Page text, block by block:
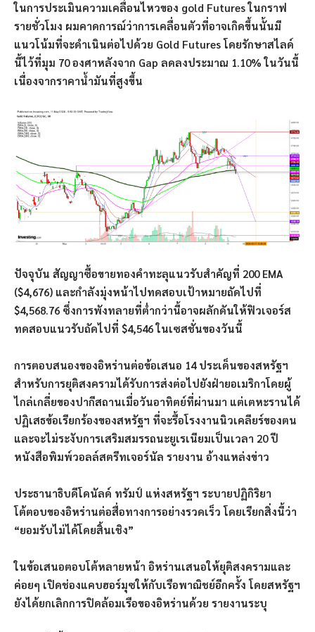
ในการประเมินความเคลื่อนไหวของ gold Futures ในกราฟ
รายชั่วโมง ผมคาดการณ์ว่าการเคลื่อนตัวที่อาจเกิดขึ้นนั้นมี
แนวโน้มที่จะดำเนินต่อไปด้วย Gold Futures โดยรักษาสไลด์
นี้ไว้ที่มุม 70 องศาหลังจาก Gap ลดลงประมาณ 1.10% ในวันนี้
เนื่องจากราคาน้ำมันที่สูงขึ้น
ปัจจุบัน สัญญาซื้อขายทองคำทะลุแนวรับสำคัญที่ 200 EMA
($4,676) และกำลังมุ่งหน้าไปทดสอบเป้าหมายถัดไปที่
$4,568.76 ซึ่งการพังทลายที่ต่ำกว่านี้อาจผลักดันให้ฟิวเจอร์ส
ทดสอบแนวรับถัดไปที่ $4,546 ในเซสชั่นของวันนี้
การตอบสนองของอิหร่านต่อข้อเสนอ 14 ประเด็นของสหรัฐฯ
สำหรับการยุติสงครามได้รับการส่งต่อไปยังฝ่ายอเมริกาโดยผู้
ไกล่เกลี่ยของปากีสถานเมื่อวันอาทิตย์ที่ผ่านมา แต่เตหะรานได้
ปฏิเสธข้อเรียกร้องของสหรัฐฯ ที่จะรื้อโรงงานนิวเคลียร์ของตน
และจะไม่ระงับการเสริมสมรรถนะยูเรเนียมเป็นเวลา 20 ปี
หนังสือพิมพ์วอลล์สตรีทเจอร์นัล รายงาน อ้างแหล่งข่าว
ประธานาธิบดีโดนัลด์ ทรัมป์ แห่งสหรัฐฯ ระบายปฏิกิริยา
โต้ตอบของอิหร่านต่อสื่อทางการอย่างรวดเร็ว โดยเรียกสิ่งนี้ว่า
“ยอมรับไม่ได้โดยสิ้นเชิง”
ในข้อเสนอตอบโต้หลายหน้า อิหร่านเสนอให้ยุติสงครามและ
ค่อยๆ เปิดช่องแคบฮอร์มุซให้กับเรือพาณิชย์อีกครั้ง โดยสหรัฐฯ
ยังได้ยกเลิกการปิดล้อมเรือของอิหร่านด้วย รายงานระบุ